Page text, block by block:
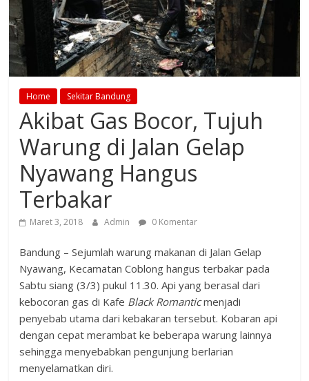
Home Sekitar Bandung
Akibat Gas Bocor, Tujuh
Warung di Jalan Gelap
Nyawang Hangus
Terbakar
Maret 3, 2018 Admin 0 Komentar
Bandung – Sejumlah warung makanan di Jalan Gelap
Nyawang, Kecamatan Coblong hangus terbakar pada
Sabtu siang (3/3) pukul 11.30. Api yang berasal dari
kebocoran gas di Kafe Black Romanticmenjadi
penyebab utama dari kebakaran tersebut. Kobaran api
dengan cepat merambat ke beberapa warung lainnya
sehingga menyebabkan pengunjung berlarian
menyelamatkan diri.